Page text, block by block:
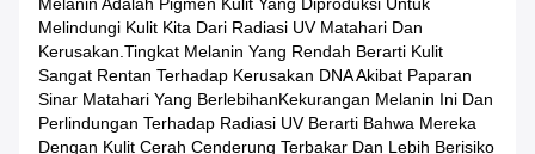
Melanin Adalah Pigmen Kulit Yang Diproduksi Untuk
Melindungi Kulit Kita Dari Radiasi UV Matahari Dan
Kerusakan.Tingkat Melanin Yang Rendah Berarti Kulit
Sangat Rentan Terhadap Kerusakan DNA Akibat Paparan
Sinar Matahari Yang BerlebihanKekurangan Melanin Ini Dan
Perlindungan Terhadap Radiasi UV Berarti Bahwa Mereka
Dengan Kulit Cerah Cenderung Terbakar Dan Lebih Berisiko